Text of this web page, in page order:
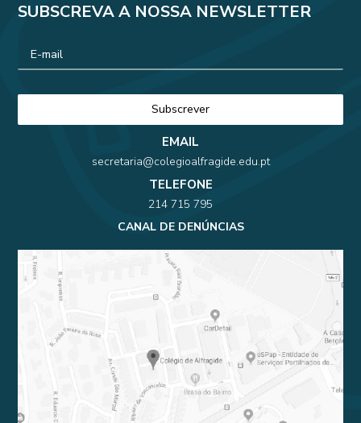
SUBSCREVA A NOSSA NEWSLETTER
EMAIL
secretaria@colegioalfragide.edu.pt
TELEFONE
214 715 795
CANAL DE DENÚNCIAS